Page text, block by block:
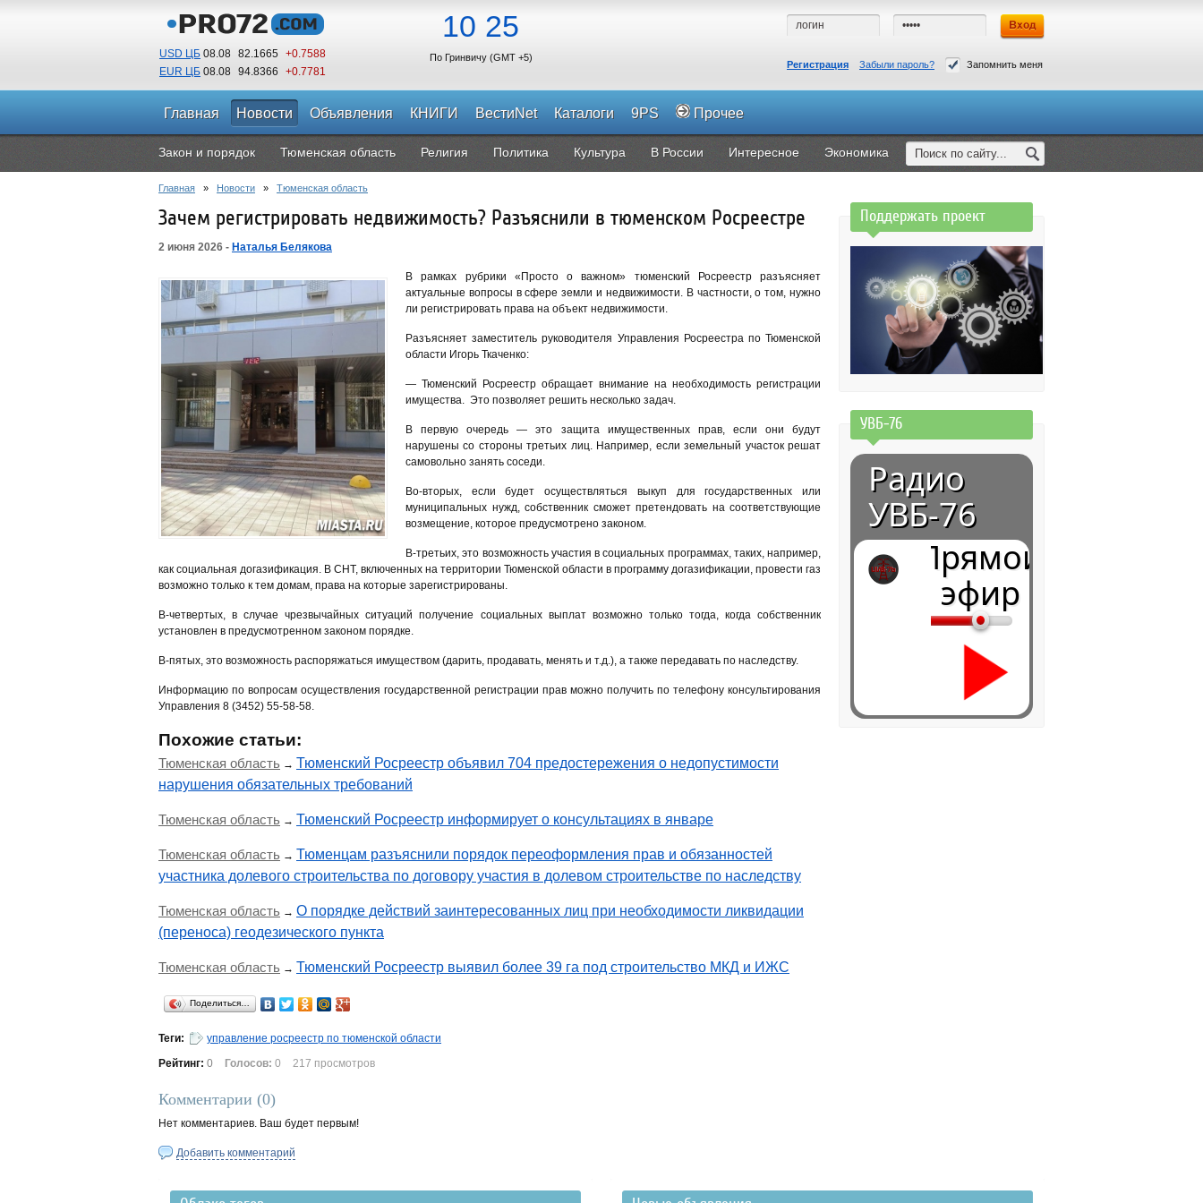
USD ЦБ 08.08 82.1665 +0.7588
EUR ЦБ 08.08 94.8366 +0.7781
10 25
По Гринвичу (GMT +5)
Регистрация Забыли пароль? Запомнить меня
Главная Новости Объявления КНИГИ ВестиNet Каталоги 9PS Прочее
Закон и порядок Тюменская область Религия Политика Культура В России Интересное Экономика
Главная » Новости » Тюменская область
Зачем регистрировать недвижимость? Разъяснили в тюменском Росреестре
2 июня 2026 - Наталья Белякова
В рамках рубрики «Просто о важном» тюменский Росреестр разъясняет
актуальные вопросы в сфере земли и недвижимости. В частности, о том, нужно
ли регистрировать права на объект недвижимости.
Разъясняет заместитель руководителя Управления Росреестра по Тюменской
области Игорь Ткаченко:
— Тюменский Росреестр обращает внимание на необходимость регистрации
имущества. Это позволяет решить несколько задач.
В первую очередь — это защита имущественных прав, если они будут
нарушены со стороны третьих лиц. Например, если земельный участок решат
самовольно занять соседи.
Во-вторых, если будет осуществляться выкуп для государственных или
муниципальных нужд, собственник сможет претендовать на соответствующие
возмещение, которое предусмотрено законом.
В-третьих, это возможность участия в социальных программах, таких, например,
как социальная догазификация. В СНТ, включенных на территории Тюменской области в программу догазификации, провести газ
возможно только к тем домам, права на которые зарегистрированы.
В-четвертых, в случае чрезвычайных ситуаций получение социальных выплат возможно только тогда, когда собственник
установлен в предусмотренном законом порядке.
В-пятых, это возможность распоряжаться имуществом (дарить, продавать, менять и т.д.), а также передавать по наследству.
Информацию по вопросам осуществления государственной регистрации прав можно получить по телефону консультирования
Управления 8 (3452) 55-58-58.
Похожие статьи:
Тюменская область → Тюменский Росреестр объявил 704 предостережения о недопустимости
нарушения обязательных требований
Тюменская область → Тюменский Росреестр информирует о консультациях в январе
Тюменская область → Тюменцам разъяснили порядок переоформления прав и обязанностей
участника долевого строительства по договору участия в долевом строительстве по наследству
Тюменская область → О порядке действий заинтересованных лиц при необходимости ликвидации
(переноса) геодезического пункта
Тюменская область → Тюменский Росреестр выявил более 39 га под строительство МКД и ИЖС
Поделиться…
Теги:
управление росреестр по тюменской области
Рейтинг: 0 Голосов: 0 217 просмотров
Комментарии (0)
Нет комментариев. Ваш будет первым!
Добавить комментарий
Поддержать проект
УВБ-76
Радио
УВБ-76
Прямой
эфир